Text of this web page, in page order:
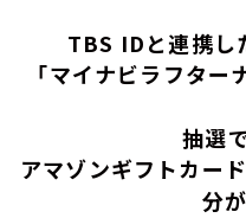
お知らせ
イベント・グッズ
TBS IDと連携し
「マイナビラフター
抽選
アマゾンギフトカー
分